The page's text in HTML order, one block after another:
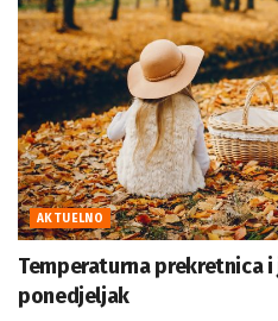
AKTUELNO
Temperaturna prekretnica i
ponedjeljak